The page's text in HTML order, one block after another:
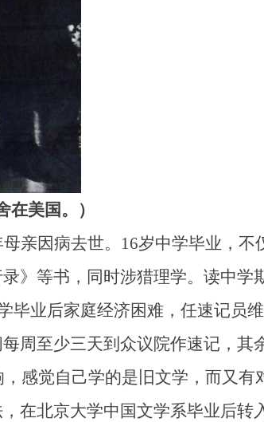
在美国。）
因病去世。16岁中学毕业，不
》等书，同时涉猎理学。读中学
毕业后家庭经济困难，任速记员
周至少三天到众议院作速记，其
感觉自己学的是旧文学，而又有
在北京大学中国文学系毕业后转